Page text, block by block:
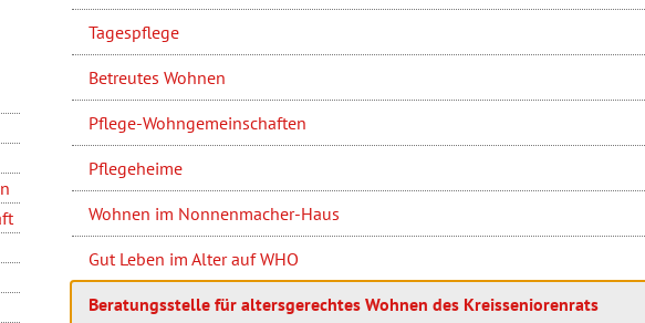
Tagespflege
Betreutes Wohnen
Pflege-Wohngemeinschaften
Pflegeheime
Wohnen im Nonnenmacher-Haus
Gut Leben im Alter auf WHO
Beratungsstelle für altersgerechtes Wohnen des Kreisseniorenrats